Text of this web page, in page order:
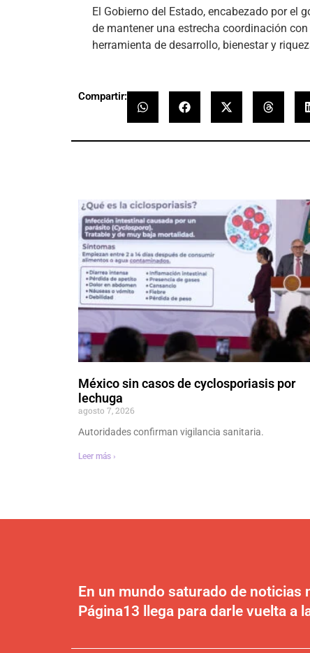
El Gobierno del Estado, encabezado por el
de mantener una estrecha coordinación
herramienta de desarrollo, bienestar y
Compartir:
México sin casos de cyclosporiasis por
lechuga
agosto 7, 2026
Autoridades confirman vigilancia sanitaria.
Leer más ›
En un mundo saturado de noticias
Página13 llega para darle vuelta a